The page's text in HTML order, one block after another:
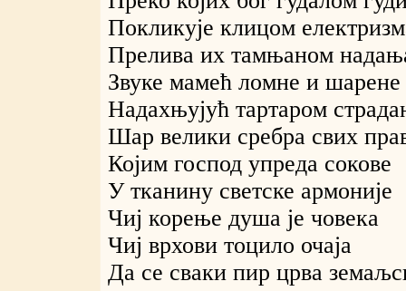
Покликује клицом
Прелива их тамњаном
Звуке мамећ ломне и шарене
Надахњујућ тартаром
Шар велики сребра свих
Којим господ упреда сокове
У тканину светске армоније
Чиј корење душа је човека
Чиј врхови тоцило очаја
Да се сваки пир црва